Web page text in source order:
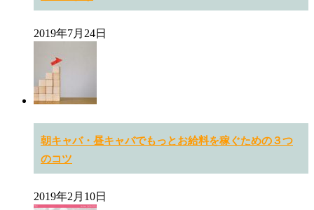
2019年7月24日
朝キャバ・昼キャバでもっとお給料を稼ぐための３つ
のコツ
2019年2月10日